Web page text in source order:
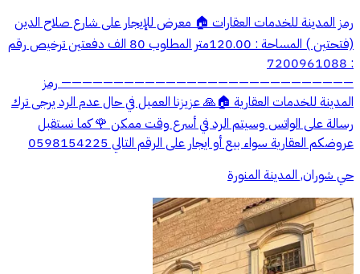
رمز المدينة للخدمات العقارات 🏠 معرض للإيجار على شارع صلاح الدين
(فتحتين ) المساحة : 120.00متر المطلوب 80 الف دفعتين ترخيص رقم
: 7200961088
———————————————————————————— رمز
المدينة للخدمات العقارية 🏠🙏 عزيزنا العميل في حال عدم الرد يرجى ترك
رسالة على الواتس وسيتم الرد في أسرع وقت ممكن 🌹 كما نستقبل
عروضكم العقارية سواء بيع أو ايجار على الرقم التالي 0598154225
حي شوران, المدينة المنورة